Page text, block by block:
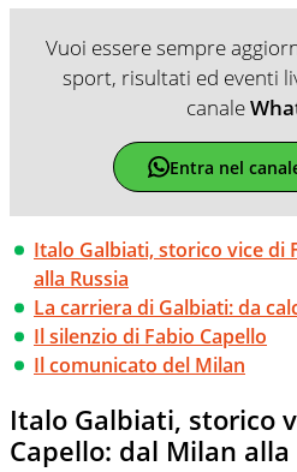
Vuoi essere sempre
sport, risultati ed eventi
canale
Entra nel
Italo Galbiati, storico vice di
alla Russia
La carriera di Galbiati: da
Il silenzio di Fabio Capello
Il comunicato del Milan
Italo Galbiati, storico
Capello: dal Milan alla